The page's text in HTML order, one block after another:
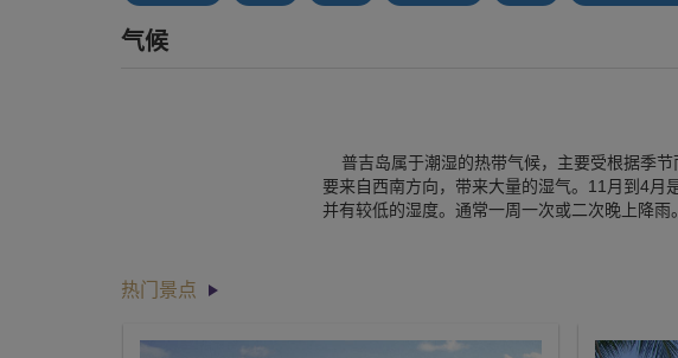
气候
普吉岛属于潮湿的热带气候，主要受根据季节
要来自西南方向，带来大量的湿气。11月到4月
并有较低的湿度。通常一周一次或二次晚上降雨。
热门景点